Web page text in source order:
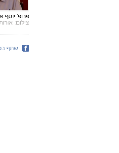
פרופ' יוסף
צילום:
שתף